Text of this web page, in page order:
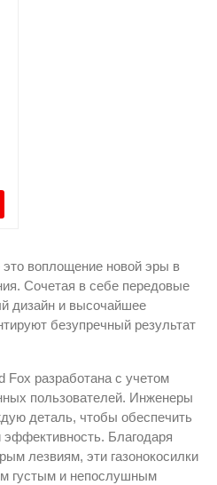
воплощение новой эры в
Сочетая в себе передовые
дизайн и высочайшее
безупречный результат
Fox разработана с учетом
пользователей. Инженеры
деталь, чтобы обеспечить
Благодаря
лезвиям, эти газонокосилки
густым и непослушным